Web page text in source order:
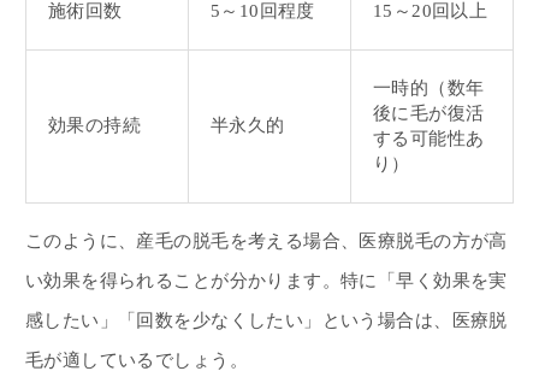
施術回数 5～10回程度 15～20回以上
効果の持続 半永久的
一時的（数年
後に毛が復活
する可能性あ
り）
このように、産毛の脱毛を考える場合、医療脱毛の方が高
い効果を得られることが分かります。特に「早く効果を実
感したい」「回数を少なくしたい」という場合は、医療脱
毛が適しているでしょう。